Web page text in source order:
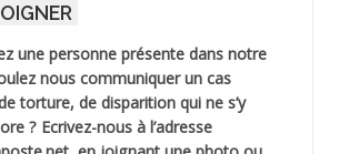
une personne présente dans notre
nous communiquer un cas
torture, de disparition qui ne s’y
? Ecrivez-nous à l’adresse